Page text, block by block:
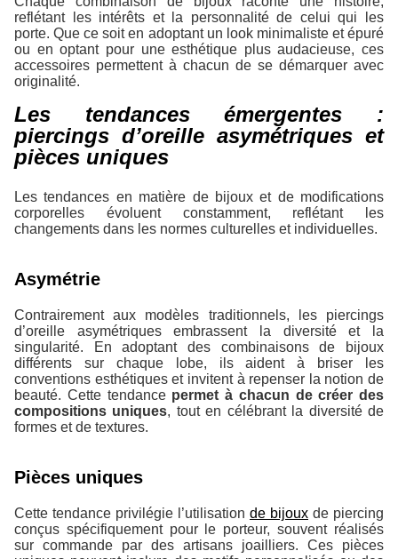
reflétant les intérêts et la personnalité de celui qui les
porte. Que ce soit en adoptant un look minimaliste et épuré
ou en optant pour une esthétique plus audacieuse, ces
accessoires permettent à chacun de se démarquer avec
originalité.
Les tendances émergentes :
piercings d’oreille asymétriques et
pièces uniques
Les tendances en matière de bijoux et de modifications
corporelles évoluent constamment, reflétant les
changements dans les normes culturelles et individuelles.
Asymétrie
Contrairement aux modèles traditionnels, les piercings
d’oreille asymétriques embrassent la diversité et la
singularité. En adoptant des combinaisons de bijoux
différents sur chaque lobe, ils aident à briser les
conventions esthétiques et invitent à repenser la notion de
beauté. Cette tendance permet à chacun de créer des
compositions uniques, tout en célébrant la diversité de
formes et de textures.
Pièces uniques
Cette tendance privilégie l’utilisation de bijoux de piercing
conçus spécifiquement pour le porteur, souvent réalisés
sur commande par des artisans joailliers. Ces pièces